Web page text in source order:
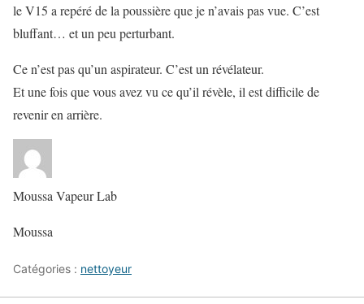
le V15 a repéré de la poussière que je n’avais pas vue. C’est
bluffant… et un peu perturbant.
Ce n’est pas qu’un aspirateur. C’est un révélateur.
Et une fois que vous avez vu ce qu’il révèle, il est difficile de
revenir en arrière.
Moussa Vapeur Lab
Moussa
Catégories : nettoyeur